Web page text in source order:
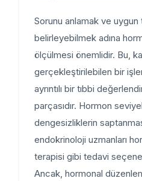
Sorunu anlamak ve uygun
belirleyebilmek adına
ölçülmesi önemlidir. Bu,
gerçekleştirilebilen bir
ayrıntılı bir tıbbi
parçasıdır. Hormon
dengesizliklerin
endokrinoloji uzmanları
terapisi gibi tedavi
Ancak, hormonal